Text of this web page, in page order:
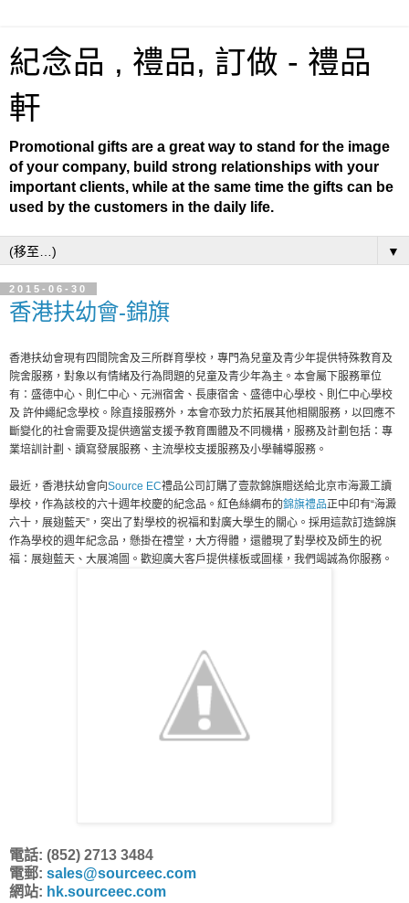
紀念品 , 禮品, 訂做 - 禮品
軒
Promotional gifts are a great way to stand for the image
of your company, build strong relationships with your
important clients, while at the same time the gifts can be
used by the customers in the daily life.
▼
2015-06-30
香港扶幼會-錦旗
香港扶幼會現有四間院舍及三所群育學校，專門為兒童及青少年提供特殊教育及
院舍服務，對象以有情緒及行為問題的兒童及青少年為主。本會屬下服務單位
有：盛德中心、則仁中心、元洲宿舍、長康宿舍、盛德中心學校、則仁中心學校
及 許仲繩紀念學校。除直接服務外，本會亦致力於拓展其他相關服務，以回應不
斷變化的社會需要及提供適當支援予教育團體及不同機構，服務及計劃包括：專
業培訓計劃、讀寫發展服務、主流學校支援服務及小學輔導服務。
最近，香港扶幼會向Source EC禮品公司訂購了壹款錦旗贈送給北京市海澱工讀
學校，作為該校的六十週年校慶的紀念品。紅色絲綢布的錦旗禮品正中印有“海澱
六十，展翅藍天”，突出了對學校的祝福和對廣大學生的關心。採用這款訂造錦旗
作為學校的週年紀念品，懸掛在禮堂，大方得體，還體現了對學校及師生的祝
福：展翅藍天、大展鴻圖。歡迎廣大客戶提供樣板或圖樣，我們竭誠為你服務。
電話: (852) 2713 3484
電郵: sales@sourceec.com
網站: hk.sourceec.com